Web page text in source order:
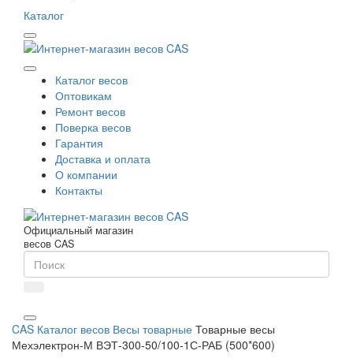
Каталог
Каталог весов
Оптовикам
Ремонт весов
Поверка весов
Гарантия
Доставка и оплата
О компании
Контакты
Официальный магазин
весов CAS
CAS Каталог весов Весы товарные Товарные весы
Мехэлектрон-М ВЭТ-300-50/100-1С-РАБ (500*600)